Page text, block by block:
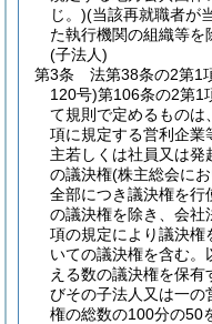
じ。)(当該再就職者が
た執行機関の組織等を
(子法人)
第3条
法第38条の2第1
120号)第106条の2第1
て規則で定めるものは
項に規定する営利企業
主若しくは社員又は
の議決権(株主総会に
全部につき議決権を行
の議決権を除き、会社
項の規定により議決権
いての議決権を含む。
える数の議決権を保
びその子法人又は一の
権の総数の100分の50